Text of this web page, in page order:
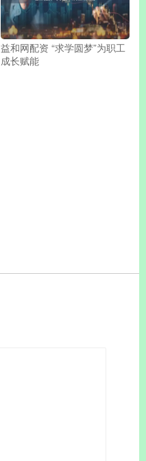
益和网配资 “求学圆梦”为职工
成长赋能